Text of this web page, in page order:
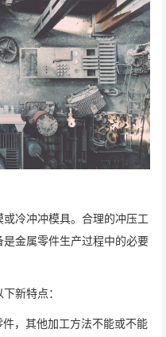
冷冲冲模具。合理的冲压工
金属零件生产过程中的必要
新特点：
，其他加工方法不能或不能